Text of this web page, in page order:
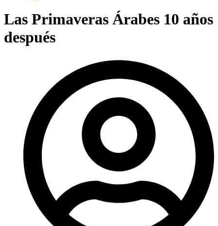
Las Primaveras Árabes 10 años
después